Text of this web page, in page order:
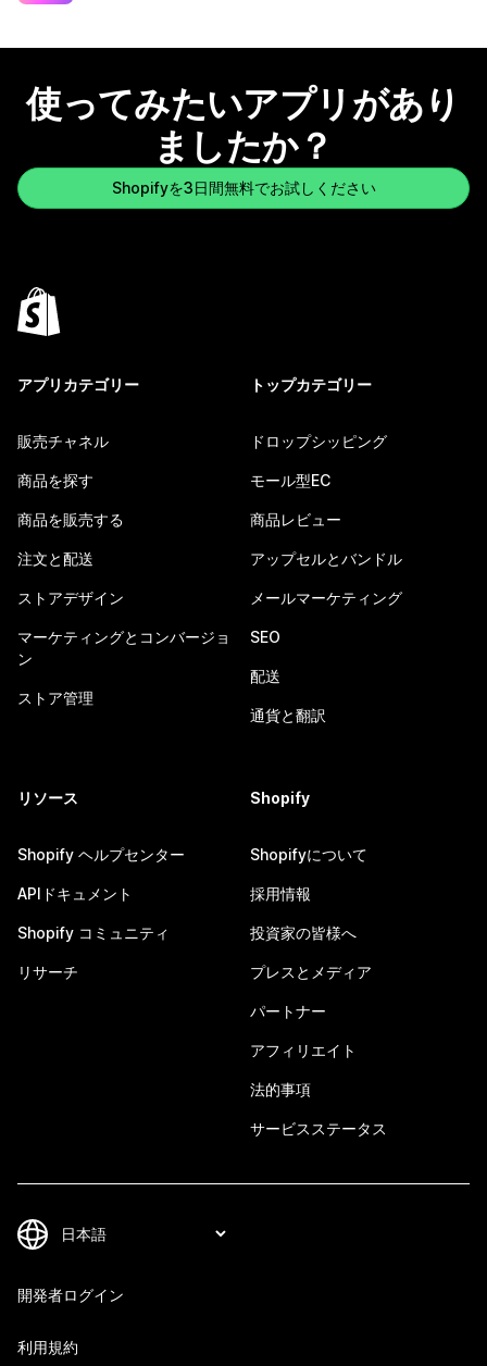
使ってみたいアプリがあり
ましたか？
Shopifyを3日間無料でお試しください
アプリカテゴリー
販売チャネル
商品を探す
商品を販売する
注文と配送
ストアデザイン
マーケティングとコンバージョ
ン
ストア管理
トップカテゴリー
ドロップシッピング
モール型EC
商品レビュー
アップセルとバンドル
メールマーケティング
SEO
配送
通貨と翻訳
リソース
Shopify ヘルプセンター
APIドキュメント
Shopify コミュニティ
リサーチ
Shopify
Shopifyについて
採用情報
投資家の皆様へ
プレスとメディア
パートナー
アフィリエイト
法的事項
サービスステータス
開発者ログイン
利用規約